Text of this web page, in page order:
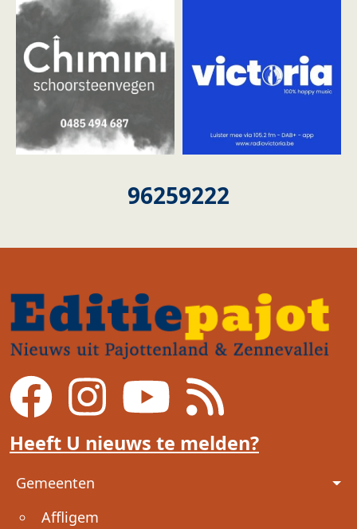
96259222
Heeft U nieuws te melden?
Voet
Gemeenten
Affligem